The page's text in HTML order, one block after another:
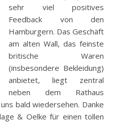
sehr viel positives
Feedback von den
Hamburgern. Das Geschäft
am alten Wall, das feinste
britische Waren
(insbesondere Bekleidung)
anbietet, liegt zentral
neben dem Rathaus
bald wiedersehen. Danke
& Oelke für einen tollen